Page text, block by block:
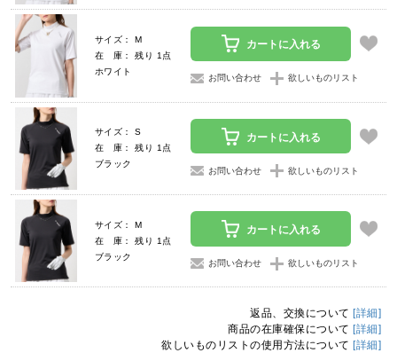
サイズ： M
在 庫： 残り 1点
ホワイト
カートに入れる
お問い合わせ 欲しいものリスト
サイズ： S
在 庫： 残り 1点
ブラック
カートに入れる
お問い合わせ 欲しいものリスト
サイズ： M
在 庫： 残り 1点
ブラック
カートに入れる
お問い合わせ 欲しいものリスト
返品、交換について [詳細]
商品の在庫確保について [詳細]
欲しいものリストの使用方法について [詳細]